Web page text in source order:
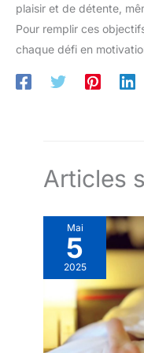
plaisir et de détente,
Pour remplir ces
chaque défi en
Articles
Mai
5
2025